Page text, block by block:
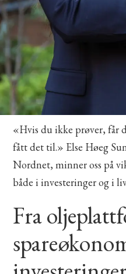
«Hvis du ikke prøver, får
fått det til.» Else Høeg
Nordnet, minner oss på
både i investeringer og i
Fra